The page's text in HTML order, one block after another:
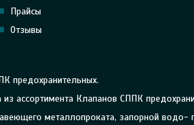
Прайсы
Отзывы
предохранительных.
ассортимента Клапанов СППК
металлопроката, запорной